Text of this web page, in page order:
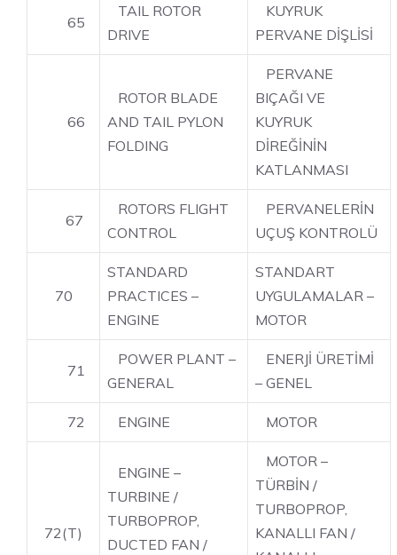
65
TAIL ROTOR
DRIVE
KUYRUK
PERVANE DİŞLİSİ
66
ROTOR BLADE
AND TAIL PYLON
FOLDING
PERVANE
BIÇAĞI VE
KUYRUK
DİREĞİNİN
KATLANMASI
67
ROTORS FLIGHT
CONTROL
PERVANELERİN
UÇUŞ KONTROLÜ
70
STANDARD
PRACTICES –
ENGINE
STANDART
UYGULAMALAR –
MOTOR
71
POWER PLANT –
GENERAL
ENERJİ ÜRETİMİ
– GENEL
72 ENGINE MOTOR
72(T)
ENGINE –
TURBINE /
TURBOPROP,
DUCTED FAN /
MOTOR –
TÜRBİN /
TURBOPROP,
KANALLI FAN /